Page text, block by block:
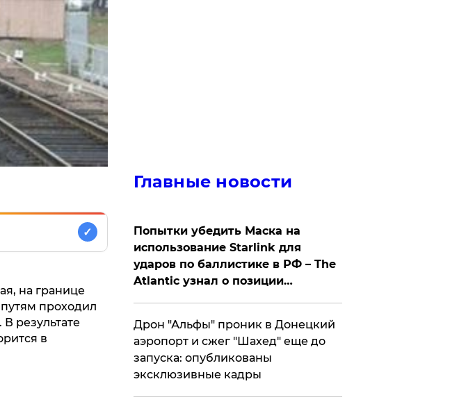
✓
на границе
проходил
результате
в
Главные новости
Попытки убедить Маска на
использование Starlink для
ударов по баллистике в РФ – The
Atlantic узнал о позиции
Дрон "Альфы" проник в Донецкий
аэропорт и сжег "Шахед" еще до
запуска: опубликованы
эксклюзивные кадры